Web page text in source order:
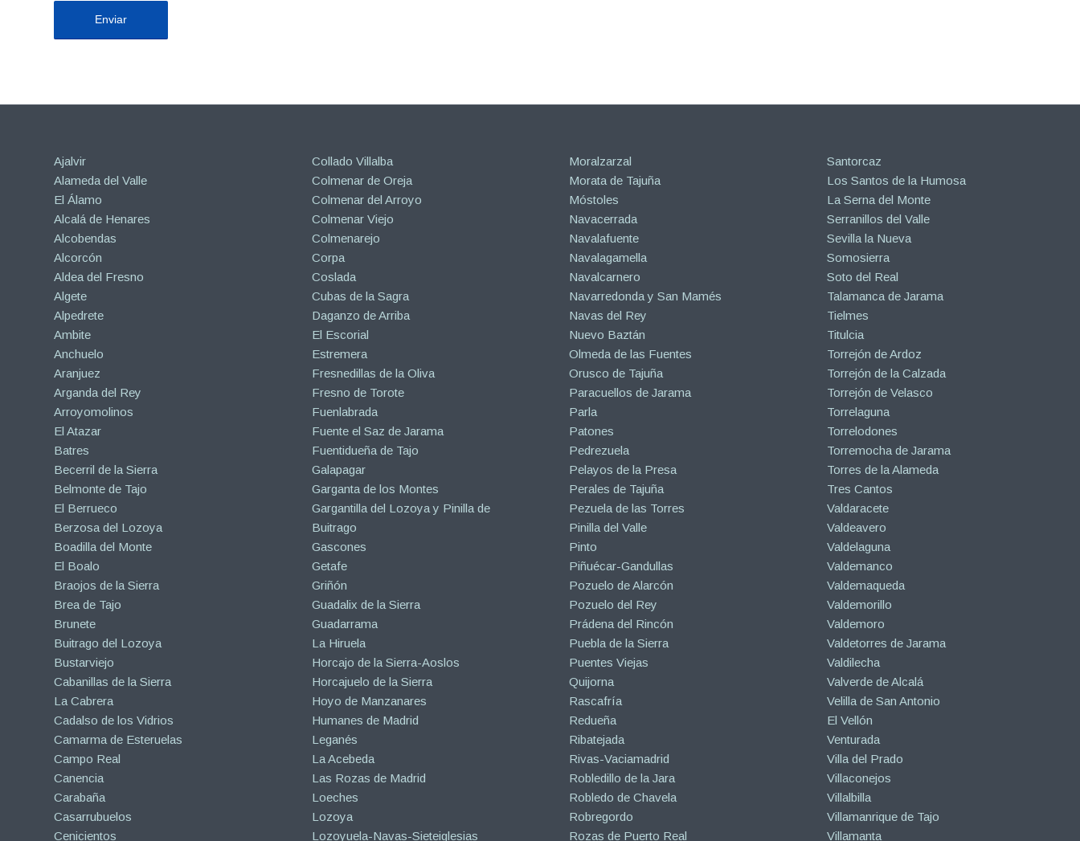
Ajalvir
Alameda del Valle
El Álamo
Alcalá de Henares
Alcobendas
Alcorcón
Aldea del Fresno
Algete
Alpedrete
Ambite
Anchuelo
Aranjuez
Arganda del Rey
Arroyomolinos
El Atazar
Batres
Becerril de la Sierra
Belmonte de Tajo
El Berrueco
Berzosa del Lozoya
Boadilla del Monte
El Boalo
Braojos de la Sierra
Brea de Tajo
Brunete
Buitrago del Lozoya
Bustarviejo
Cabanillas de la Sierra
La Cabrera
Cadalso de los Vidrios
Camarma de Esteruelas
Campo Real
Canencia
Carabaña
Casarrubuelos
Cenicientos
Collado Villalba
Colmenar de Oreja
Colmenar del Arroyo
Colmenar Viejo
Colmenarejo
Corpa
Coslada
Cubas de la Sagra
Daganzo de Arriba
El Escorial
Estremera
Fresnedillas de la Oliva
Fresno de Torote
Fuenlabrada
Fuente el Saz de Jarama
Fuentidueña de Tajo
Galapagar
Garganta de los Montes
Gargantilla del Lozoya y Pinilla de
Buitrago
Gascones
Getafe
Griñón
Guadalix de la Sierra
Guadarrama
La Hiruela
Horcajo de la Sierra-Aoslos
Horcajuelo de la Sierra
Hoyo de Manzanares
Humanes de Madrid
Leganés
La Acebeda
Las Rozas de Madrid
Loeches
Lozoya
Lozoyuela-Navas-Sieteiglesias
Moralzarzal
Morata de Tajuña
Móstoles
Navacerrada
Navalafuente
Navalagamella
Navalcarnero
Navarredonda y San Mamés
Navas del Rey
Nuevo Baztán
Olmeda de las Fuentes
Orusco de Tajuña
Paracuellos de Jarama
Parla
Patones
Pedrezuela
Pelayos de la Presa
Perales de Tajuña
Pezuela de las Torres
Pinilla del Valle
Pinto
Piñuécar-Gandullas
Pozuelo de Alarcón
Pozuelo del Rey
Prádena del Rincón
Puebla de la Sierra
Puentes Viejas
Quijorna
Rascafría
Redueña
Ribatejada
Rivas-Vaciamadrid
Robledillo de la Jara
Robledo de Chavela
Robregordo
Rozas de Puerto Real
Santorcaz
Los Santos de la Humosa
La Serna del Monte
Serranillos del Valle
Sevilla la Nueva
Somosierra
Soto del Real
Talamanca de Jarama
Tielmes
Titulcia
Torrejón de Ardoz
Torrejón de la Calzada
Torrejón de Velasco
Torrelaguna
Torrelodones
Torremocha de Jarama
Torres de la Alameda
Tres Cantos
Valdaracete
Valdeavero
Valdelaguna
Valdemanco
Valdemaqueda
Valdemorillo
Valdemoro
Valdetorres de Jarama
Valdilecha
Valverde de Alcalá
Velilla de San Antonio
El Vellón
Venturada
Villa del Prado
Villaconejos
Villalbilla
Villamanrique de Tajo
Villamanta